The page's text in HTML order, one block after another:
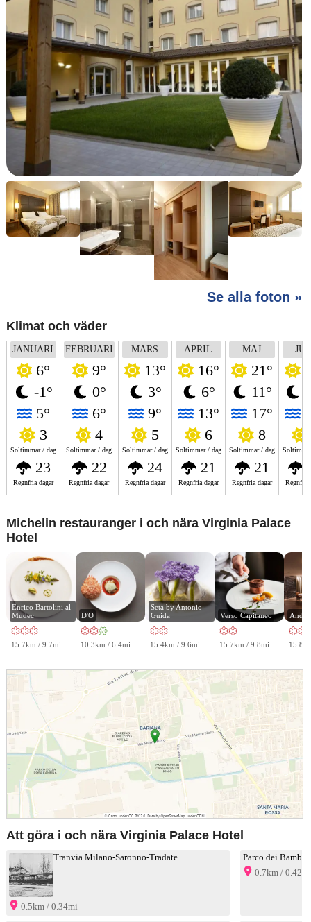
Se alla foton »
Klimat och väder
JANUARI
6°
-1°
5°
3
Soltimmar / dag
23
Regnfria dagar
FEBRUARI
9°
0°
6°
4
Soltimmar / dag
22
Regnfria dagar
MARS
13°
3°
9°
5
Soltimmar / dag
24
Regnfria dagar
APRIL
16°
6°
13°
6
Soltimmar / dag
21
Regnfria dagar
MAJ
21°
11°
17°
8
Soltimmar / dag
21
Regnfria dagar Regnfria
Michelin restauranger i och nära Virginia Palace
Hotel
Enrico Bartolini al
Mudec
15.7km / 9.7mi
D'O
10.3km / 6.4mi
Seta by Antonio
Guida
15.4km / 9.6mi
Verso Capitaneo
15.7km / 9.8mi
Att göra i och nära Virginia Palace Hotel
Tranvia Milano-Saronno-Tradate
0.5km / 0.34mi
Parco dei
0.7km /